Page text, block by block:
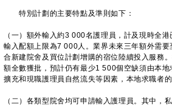
特別計劃的主要特點及準則如下：
（一）額外輸入約3 000名護理員，計及現時全
輸入配額上限為7 000人。業界未來三年額外需
合新建院舍及買位計劃增購的宿位陸續投入服務
額全數獲批，預計仍有最少1 500個空缺須由本
擴充和現職護理員自然流失等因素，本地求職者
（二）各類型院舍均可申請輸入護理員。其中，